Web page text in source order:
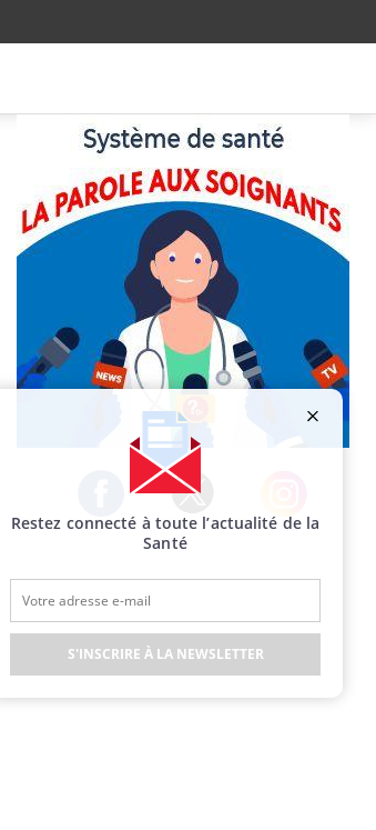
Facebook Twitter Instagram
Restez connecté à toute l’actualité de la
Santé
S'INSCRIRE À LA NEWSLETTER